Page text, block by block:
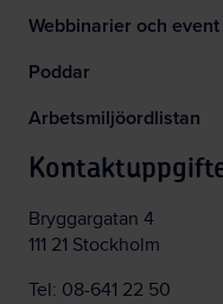
Webbinarier och event
Poddar
Arbetsmiljöordlistan
Bryggargatan 4
111 21 Stockholm
Tel: 08-641 22 50